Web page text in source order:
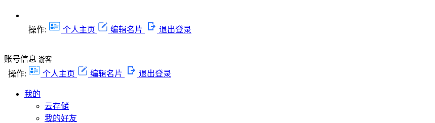
操作: 个人主页 编辑名片 退出登录
账号信息 游客
操作: 个人主页 编辑名片 退出登录
我的
云存储
我的好友